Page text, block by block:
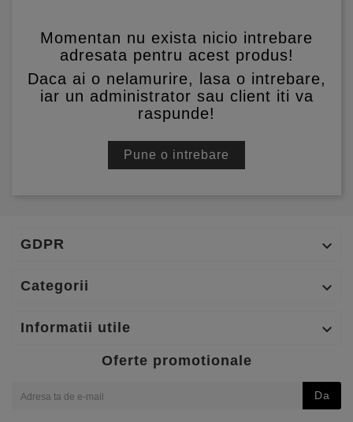
Momentan nu exista nicio intrebare
adresata pentru acest produs!
Daca ai o nelamurire, lasa o intrebare,
iar un administrator sau client iti va
raspunde!
Pune o intrebare
GDPR 
Categorii 
Informatii utile 
Oferte promotionale
Da